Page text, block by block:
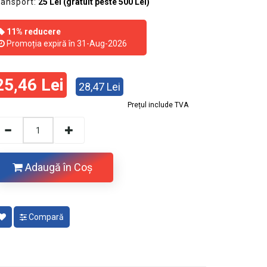
11% reducere
Promoția expiră în 31-Aug-2026
Lei 28,47 Lei
Prețul include TVA
Adaugă în Coş
Compară